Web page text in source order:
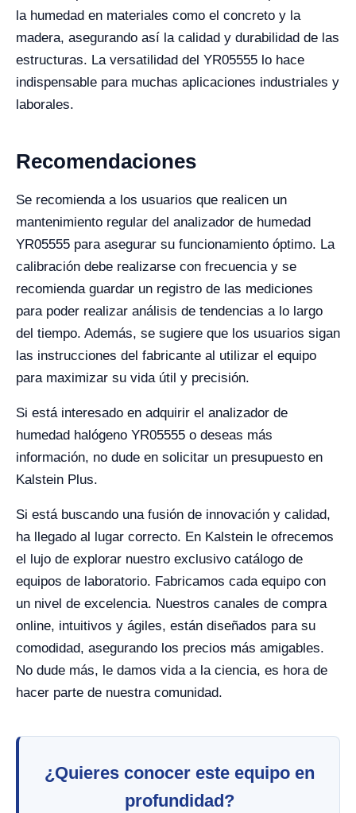
la humedad en materiales como el concreto y la
madera, asegurando así la calidad y durabilidad de las
estructuras. La versatilidad del YR05555 lo hace
indispensable para muchas aplicaciones industriales y
laborales.
Recomendaciones
Se recomienda a los usuarios que realicen un
mantenimiento regular del analizador de humedad
YR05555 para asegurar su funcionamiento óptimo. La
calibración debe realizarse con frecuencia y se
recomienda guardar un registro de las mediciones
para poder realizar análisis de tendencias a lo largo
del tiempo. Además, se sugiere que los usuarios sigan
las instrucciones del fabricante al utilizar el equipo
para maximizar su vida útil y precisión.
Si está interesado en adquirir el analizador de
humedad halógeno YR05555 o deseas más
información, no dude en solicitar un presupuesto en
Kalstein Plus.
Si está buscando una fusión de innovación y calidad,
ha llegado al lugar correcto. En Kalstein le ofrecemos
el lujo de explorar nuestro exclusivo catálogo de
equipos de laboratorio. Fabricamos cada equipo con
un nivel de excelencia. Nuestros canales de compra
online, intuitivos y ágiles, están diseñados para su
comodidad, asegurando los precios más amigables.
No dude más, le damos vida a la ciencia, es hora de
hacer parte de nuestra comunidad.
¿Quieres conocer este equipo en
profundidad?